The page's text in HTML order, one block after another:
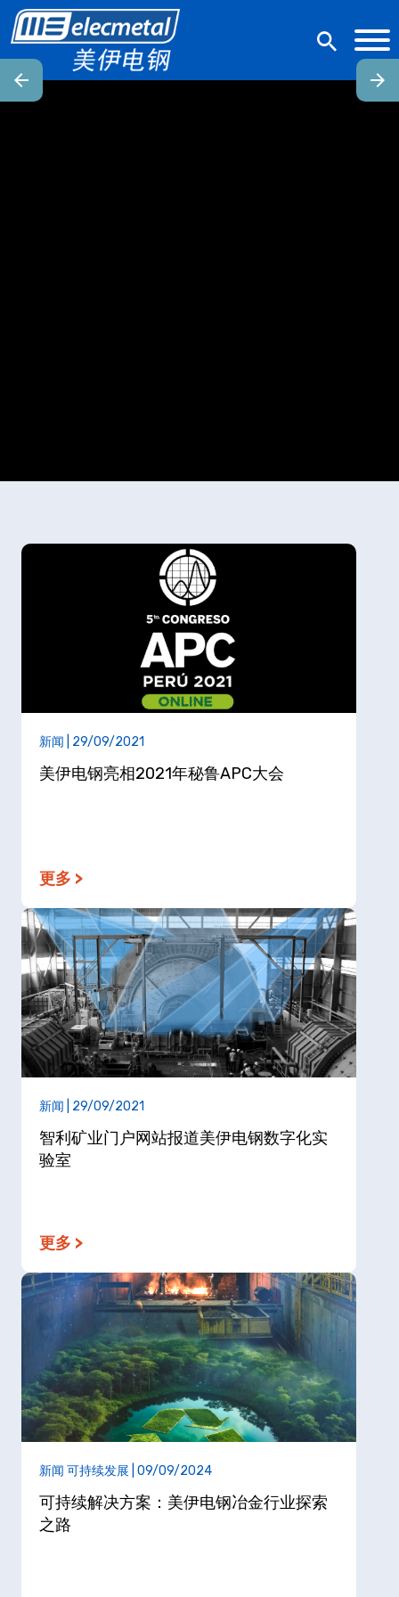
新闻 | 29/09/2021
美伊电钢亮相2021年秘鲁APC大会
更多 >
新闻 | 29/09/2021
智利矿业门户网站报道美伊电钢数字化实
验室
更多 >
新闻 可持续发展 | 09/09/2024
可持续解决方案：美伊电钢冶金行业探索
之路